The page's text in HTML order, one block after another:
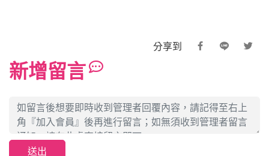
分享到
新增留言
送出